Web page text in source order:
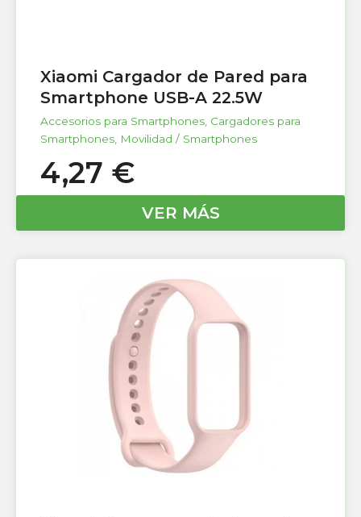
Xiaomi Cargador de Pared para
Smartphone USB-A 22.5W
Accesorios para Smartphones, Cargadores para
Smartphones, Movilidad / Smartphones
4,27 €
VER MÁS